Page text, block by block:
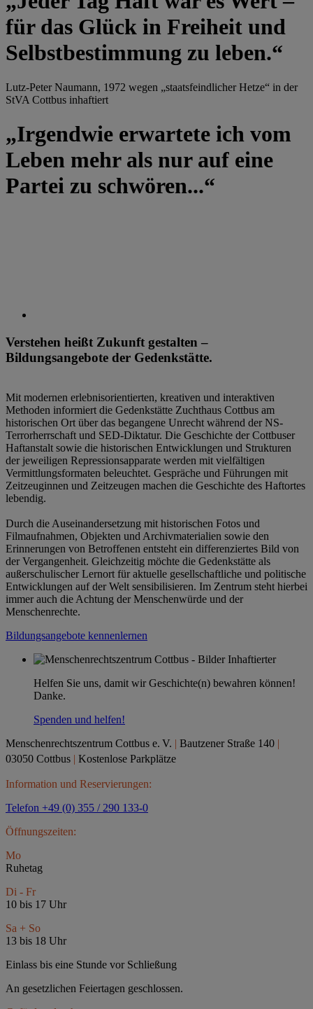
für das Glück in Freiheit und
Selbstbestimmung zu leben.“
Lutz-Peter Naumann, 1972 wegen „staatsfeindlicher Hetze“ in der
StVA Cottbus inhaftiert
„Irgendwie erwartete ich vom
Leben mehr als nur auf eine
Partei zu schwören...“
Verstehen heißt Zukunft gestalten –
Bildungsangebote der Gedenkstätte.
Mit modernen erlebnisorientierten, kreativen und interaktiven
Methoden informiert die Gedenkstätte Zuchthaus Cottbus am
historischen Ort über das begangene Unrecht während der NS-
Terrorherrschaft und SED-Diktatur. Die Geschichte der Cottbuser
Haftanstalt sowie die historischen Entwicklungen und Strukturen
der jeweiligen Repressionsapparate werden mit vielfältigen
Vermittlungsformaten beleuchtet. Gespräche und Führungen mit
Zeitzeuginnen und Zeitzeugen machen die Geschichte des Haftortes
lebendig.
Durch die Auseinandersetzung mit historischen Fotos und
Filmaufnahmen, Objekten und Archivmaterialien sowie den
Erinnerungen von Betroffenen entsteht ein differenziertes Bild von
der Vergangenheit. Gleichzeitig möchte die Gedenkstätte als
außerschulischer Lernort für aktuelle gesellschaftliche und politische
Entwicklungen auf der Welt sensibilisieren. Im Zentrum steht hierbei
immer auch die Achtung der Menschenwürde und der
Menschenrechte.
Bildungsangebote kennenlernen
Helfen Sie uns, damit wir Geschichte(n) bewahren können!
Danke.
Spenden und helfen!
Menschenrechtszentrum Cottbus e. V. | Bautzener Straße 140 |
03050 Cottbus | Kostenlose Parkplätze
Information und Reservierungen:
Telefon +49 (0) 355 / 290 133-0
Öffnungszeiten:
Mo
Ruhetag
Di - Fr
10 bis 17 Uhr
Sa + So
13 bis 18 Uhr
Einlass bis eine Stunde vor Schließung
An gesetzlichen Feiertagen geschlossen.